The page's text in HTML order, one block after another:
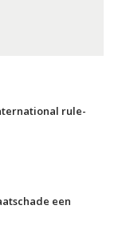
rule-
een